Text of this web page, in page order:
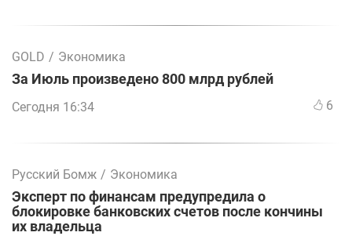
GOLD / Экономика
За Июль произведено 800 млрд рублей
Сегодня 16:34 6
Русский Бомж / Экономика
Эксперт по финансам предупредила о
блокировке банковских счетов после кончины
их владельца